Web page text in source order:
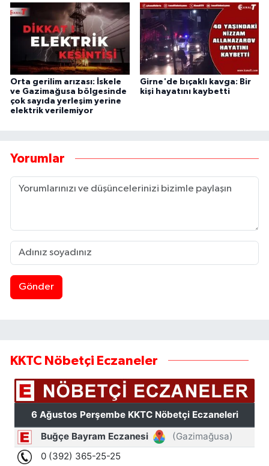
Orta gerilim arızası: İskele
ve Gazimağusa bölgesinde
çok sayıda yerleşim yerine
elektrik verilemiyor
Girne'de bıçaklı kavga: Bir
kişi hayatını kaybetti
Yorumlar
Gönder
KKTC Nöbetçi Eczaneler